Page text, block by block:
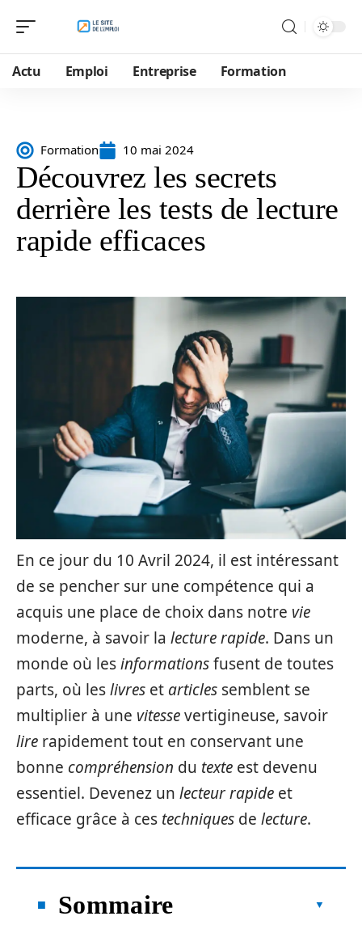
Actu Emploi Entreprise Formation
Formation 10 mai 2024
Découvrez les secrets
derrière les tests de lecture
rapide efficaces
En ce jour du 10 Avril 2024, il est intéressant
de se pencher sur une compétence qui a
acquis une place de choix dans notre vie
moderne, à savoir la lecture rapide. Dans un
monde où lesinformationsfusent de toutes
parts, où leslivres et articles semblent se
multiplier à une vitessevertigineuse, savoir
lire rapidement tout en conservant une
bonne compréhension du texte est devenu
essentiel. Devenez un lecteur rapide et
efficace grâce à ces techniques de lecture.
Sommaire